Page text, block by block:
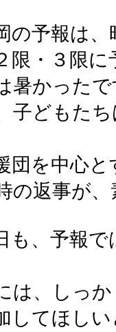
の予報は
限・３限
暑かった
子どもた
団を中心
の返事が
も、予報
は、しっ
してほし